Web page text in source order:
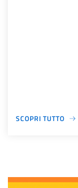
SCOPRI TUTTO